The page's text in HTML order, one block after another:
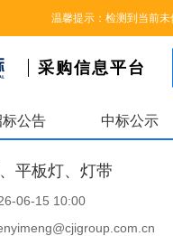
温馨提示：检测到当前
际集团采购信息平台，请登录 |
采购信息平台
标公告 中标公示
平板灯、灯带
06-15 10:00